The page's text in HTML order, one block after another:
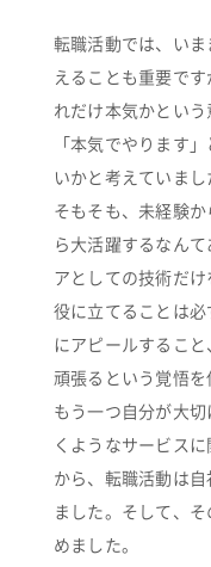
転職活動では、い
えることも重要で
れだけ本気かとい
「本気でやります
いかと考えていまし
そもそも、未経験
ら大活躍するなん
アとしての技術だ
役に立てることは
にアピールするこ
頑張るという覚悟を
もう一つ自分が大
くようなサービス
から、転職活動は
ました。そして、
めました。